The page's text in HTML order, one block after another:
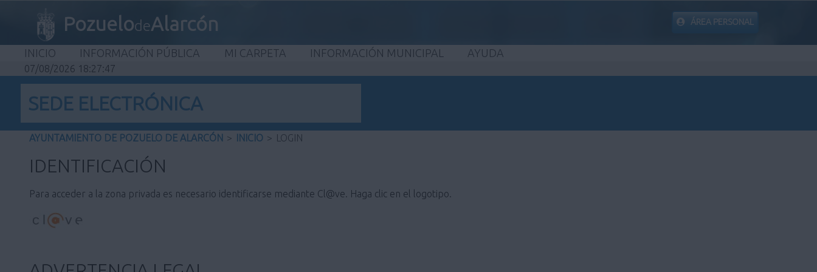
PozuelodeAlarcón ÁREA PERSONAL
INICIO INFORMACIÓN PÚBLICA MI CARPETA INFORMACIÓN MUNICIPAL AYUDA
07/08/2026 18:27:47
SEDE ELECTRÓNICA
AYUNTAMIENTO DE POZUELO DE ALARCÓN > INICIO > LOGIN
IDENTIFICACIÓN
Para acceder a la zona privada es necesario identificarse mediante Cl@ve. Haga clic en el logotipo.